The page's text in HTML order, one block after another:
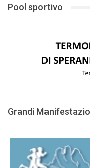
Pool sportivo
Grandi